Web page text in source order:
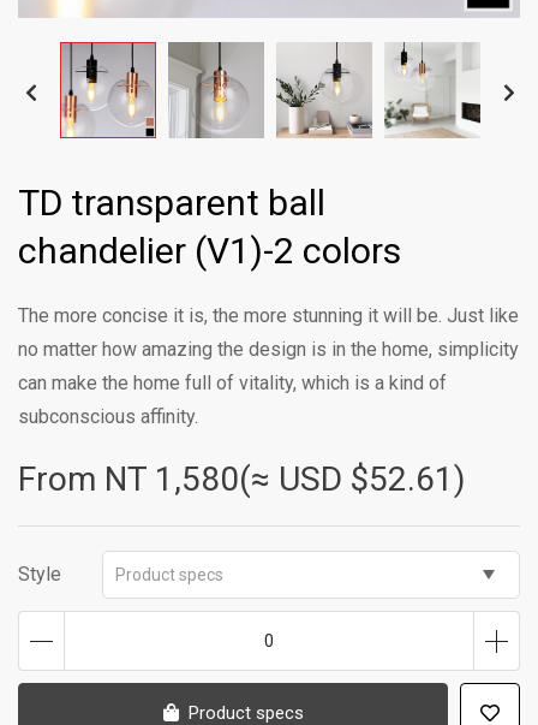
TD transparent ball
chandelier (V1)-2 colors
The more concise it is, the more stunning it will be. Just like
no matter how amazing the design is in the home, simplicity
can make the home full of vitality, which is a kind of
subconscious affinity.
From NT 1,580(≈ USD $52.61)
Style Product specs
0
Product specs